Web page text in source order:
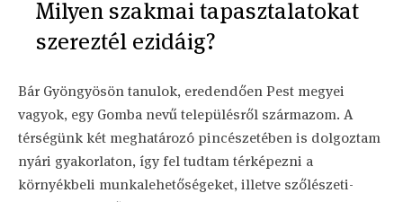
Milyen szakmai tapasztalatokat
szereztél ezidáig?
Bár Gyöngyösön tanulok, eredendően Pest megyei
vagyok, egy Gomba nevű településről származom. A
térségünk két meghatározó pincészetében is dolgoztam
nyári gyakorlaton, így fel tudtam térképezni a
környékbeli munkalehetőségeket, illetve szőlészeti-